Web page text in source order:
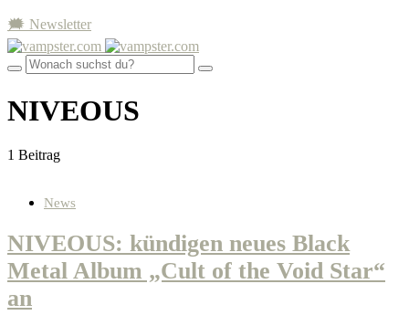
🗯 Newsletter
NIVEOUS
1 Beitrag
News
NIVEOUS: kündigen neues Black
Metal Album „Cult of the Void Star“
an